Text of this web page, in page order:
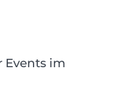
Events im